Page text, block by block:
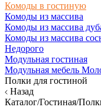
Комоды в гостиную
Комоды из массива
Комоды из массива
Комоды из массива
Недорого
Модульная гостиная
Модульная мебель
Полки для гостиной
Назад
Каталог/Гостиная/